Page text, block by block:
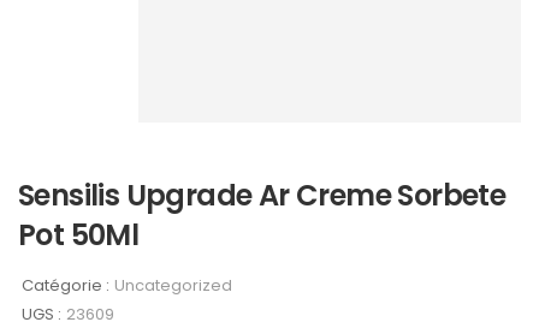
Sensilis Upgrade Ar Creme Sorbete
Pot 50Ml
Catégorie : Uncategorized
UGS : 23609